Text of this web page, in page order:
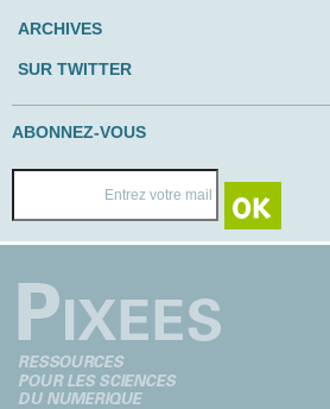
ARCHIVES
SUR TWITTER
ABONNEZ-VOUS